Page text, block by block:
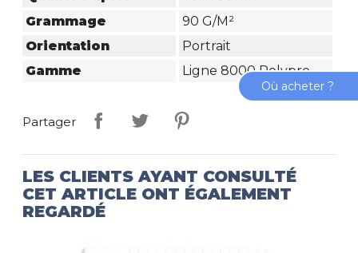
Grammage
90 G/m²
Orientation
Portrait
Gamme
Ligne 8000 Polypro
Partager
LES CLIENTS AYANT CONSULTÉ
CET ARTICLE ONT ÉGALEMENT
REGARDÉ
Où acheter ?